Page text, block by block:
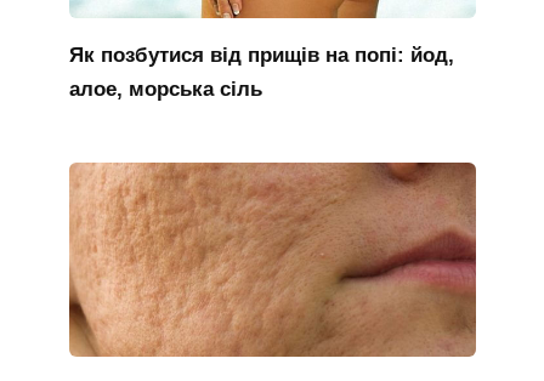
Як позбутися від прищів на попі: йод,
алое, морська сіль